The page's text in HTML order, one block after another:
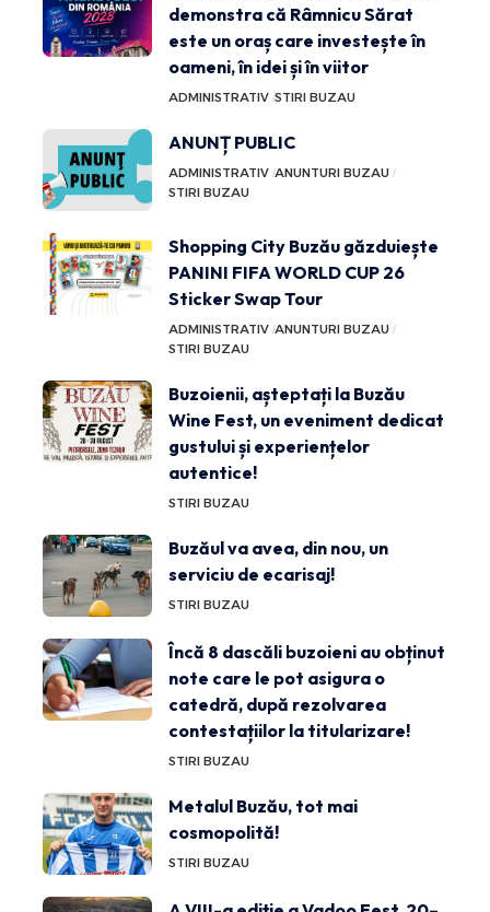
demonstra că Râmnicu Sărat
este un oraș care investește în
oameni, în idei și în viitor
ADMINISTRATIV STIRI BUZAU
ANUNȚ PUBLIC
ADMINISTRATIV ANUNTURI BUZAU
STIRI BUZAU
Shopping City Buzău găzduiește
PANINI FIFA WORLD CUP 26
Sticker Swap Tour
ADMINISTRATIV ANUNTURI BUZAU
STIRI BUZAU
Buzoienii, așteptați la Buzău
Wine Fest, un eveniment dedicat
gustului și experiențelor
autentice!
STIRI BUZAU
Buzăul va avea, din nou, un
serviciu de ecarisaj!
STIRI BUZAU
Încă 8 dascăli buzoieni au obținut
note care le pot asigura o
catedră, după rezolvarea
contestațiilor la titularizare!
STIRI BUZAU
Metalul Buzău, tot mai
cosmopolită!
STIRI BUZAU